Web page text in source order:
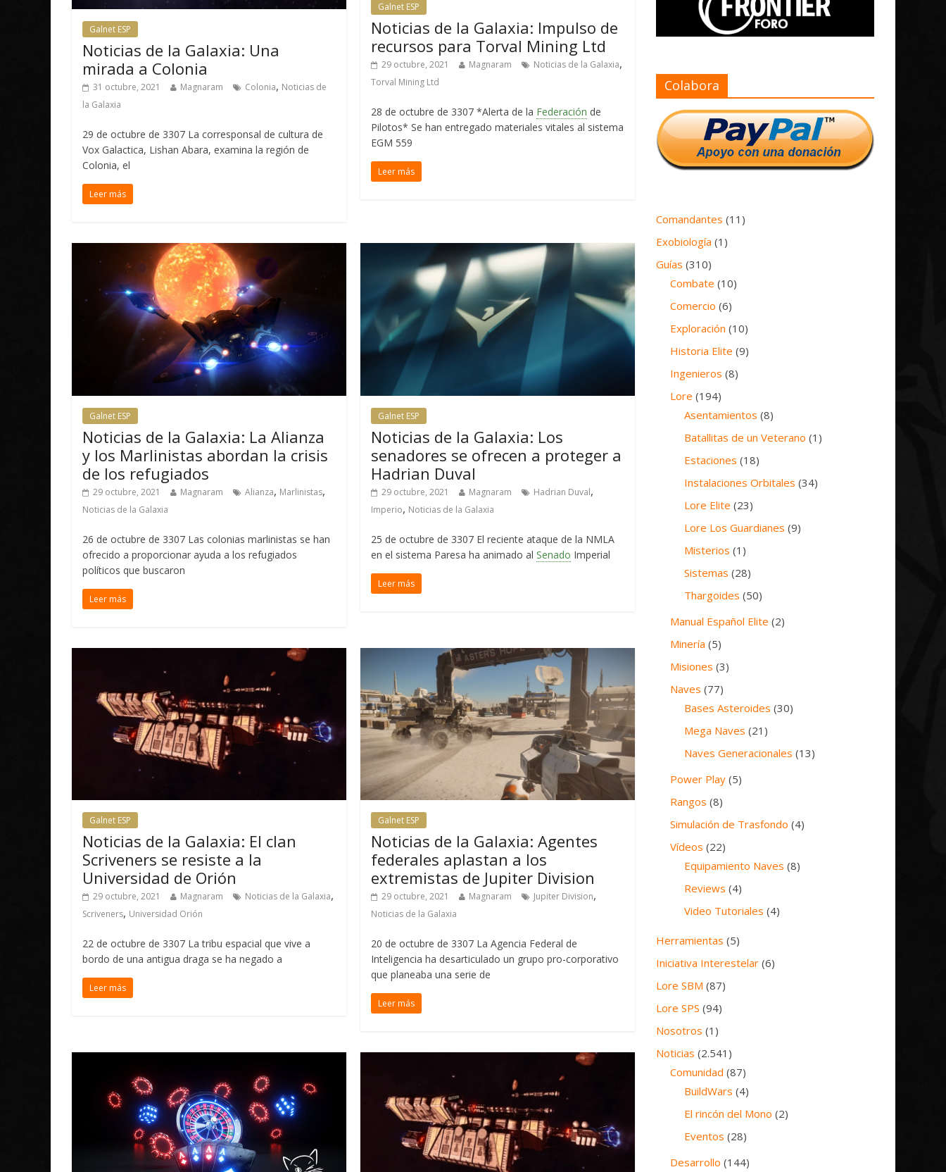
Galnet ESP
Noticias de la Galaxia: Una
mirada a Colonia
31 octubre, 2021 Magnaram Colonia, Noticias de
la Galaxia
29 de octubre de 3307 La corresponsal de cultura de
Vox Galactica, Lishan Abara, examina la región de
Colonia, el
Leer más
Galnet ESP
Noticias de la Galaxia: Impulso de
recursos para Torval Mining Ltd
29 octubre, 2021 Magnaram Noticias de la Galaxia,
Torval Mining Ltd
28 de octubre de 3307 *Alerta de la Federación de
Pilotos* Se han entregado materiales vitales al sistema
EGM 559
Leer más
Galnet ESP
Noticias de la Galaxia: La Alianza
y los Marlinistas abordan la crisis
de los refugiados
29 octubre, 2021 Magnaram Alianza, Marlinistas,
Noticias de la Galaxia
26 de octubre de 3307 Las colonias marlinistas se han
ofrecido a proporcionar ayuda a los refugiados
políticos que buscaron
Leer más
Galnet ESP
Noticias de la Galaxia: Los
senadores se ofrecen a proteger a
Hadrian Duval
29 octubre, 2021 Magnaram Hadrian Duval,
Imperio, Noticias de la Galaxia
25 de octubre de 3307 El reciente ataque de la NMLA
en el sistema Paresa ha animado alSenado Imperial
Leer más
Galnet ESP
Noticias de la Galaxia: El clan
Scriveners se resiste a la
Universidad de Orión
29 octubre, 2021 Magnaram Noticias de la Galaxia,
Scriveners, Universidad Orión
22 de octubre de 3307 La tribu espacial que vive a
bordo de una antigua draga se ha negado a
Leer más
Galnet ESP
Noticias de la Galaxia: Agentes
federales aplastan a los
extremistas de Jupiter Division
29 octubre, 2021 Magnaram Jupiter Division,
Noticias de la Galaxia
20 de octubre de 3307 La Agencia Federal de
Inteligencia ha desarticulado un grupo pro-corporativo
que planeaba una serie de
Leer más
Colabora
Comandantes (11)
Exobiología (1)
Guías (310)
Combate (10)
Comercio (6)
Exploración (10)
Historia Elite (9)
Ingenieros (8)
Lore (194)
Asentamientos (8)
Batallitas de un Veterano (1)
Estaciones (18)
Instalaciones Orbitales (34)
Lore Elite (23)
Lore Los Guardianes (9)
Misterios (1)
Sistemas (28)
Thargoides (50)
Manual Español Elite (2)
Minería (5)
Misiones (3)
Naves (77)
Bases Asteroides (30)
Mega Naves (21)
Naves Generacionales (13)
Power Play (5)
Rangos (8)
Simulación de Trasfondo (4)
Vídeos (22)
Equipamiento Naves (8)
Reviews (4)
Video Tutoriales (4)
Herramientas (5)
Iniciativa Interestelar (6)
Lore SBM (87)
Lore SPS (94)
Nosotros (1)
Noticias (2.541)
Comunidad (87)
BuildWars (4)
El rincón del Mono (2)
Eventos (28)
Desarrollo (144)